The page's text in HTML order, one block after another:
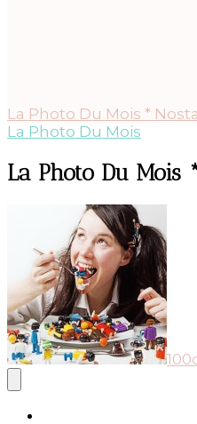
La Photo Du Mois *
La Photo Du Mois
La Photo Du Mois